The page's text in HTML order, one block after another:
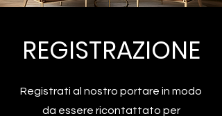
REGISTRAZIONE
Registrati al nostro portare in modo
da essere ricontattato per